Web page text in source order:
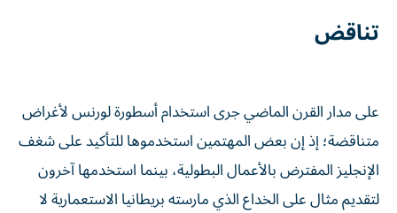
تناقض
على مدار القرن الماضي جرى استخدام أسطورة لورنس لأغراض
متناقضة؛ إذ إن بعض المهتمين استخدموها للتأكيد على شغف
الإنجليز المفترض بالأعمال البطولية، بينما استخدمها آخرون
لتقديم مثال على الخداع الذي مارسته بريطانيا الاستعمارية لا